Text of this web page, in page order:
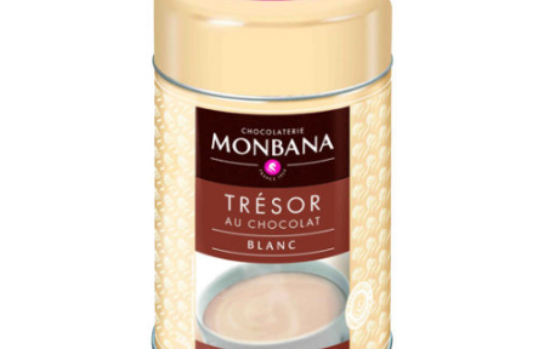
Professionnels
BUREAUX / PME
HOTELS / RESTAURANTS